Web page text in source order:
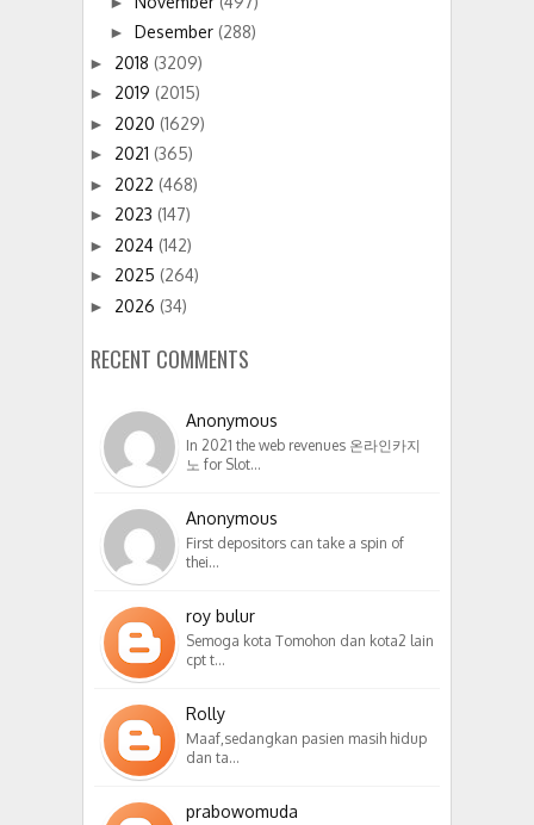
► Desember (288)
► 2018 (3209)
► 2019 (2015)
► 2020 (1629)
► 2021 (365)
► 2022 (468)
► 2023 (147)
► 2024 (142)
► 2025 (264)
► 2026 (34)
RECENT COMMENTS
Anonymous
In 2021 the web revenues 온라인카지
노 for Slot…
Anonymous
First depositors can take a spin of
thei…
roy bulur
Semoga kota Tomohon dan kota2 lain
cpt t…
Rolly
Maaf,sedangkan pasien masih hidup
dan ta…
prabowomuda